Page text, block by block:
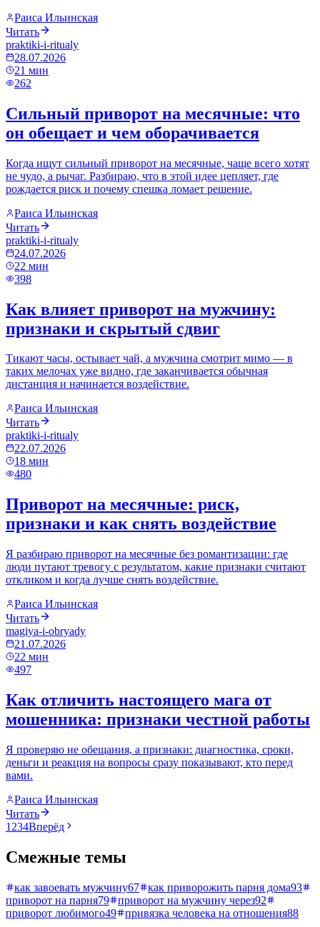
Раиса Ильинская
Читать
praktiki-i-ritualy
28.07.2026
21 мин
262
Сильный приворот на месячные: что
он обещает и чем оборачивается
Когда ищут сильный приворот на месячные, чаще всего хотят
не чудо, а рычаг. Разбираю, что в этой идее цепляет, где
рождается риск и почему спешка ломает решение.
Раиса Ильинская
Читать
praktiki-i-ritualy
24.07.2026
22 мин
398
Как влияет приворот на мужчину:
признаки и скрытый сдвиг
Тикают часы, остывает чай, а мужчина смотрит мимо — в
таких мелочах уже видно, где заканчивается обычная
дистанция и начинается воздействие.
Раиса Ильинская
Читать
praktiki-i-ritualy
22.07.2026
18 мин
480
Приворот на месячные: риск,
признаки и как снять воздействие
Я разбираю приворот на месячные без романтизации: где
люди путают тревогу с результатом, какие признаки считают
откликом и когда лучше снять воздействие.
Раиса Ильинская
Читать
magiya-i-obryady
21.07.2026
22 мин
497
Как отличить настоящего мага от
мошенника: признаки честной работы
Я проверяю не обещания, а признаки: диагностика, сроки,
деньги и реакция на вопросы сразу показывают, кто перед
вами.
Раиса Ильинская
Читать
1 234Вперёд
Смежные темы
как завоевать мужчину67 как приворожить парня дома93
приворот на парня79 приворот на мужчину через92
приворот любимого49 привязка человека на отношения88